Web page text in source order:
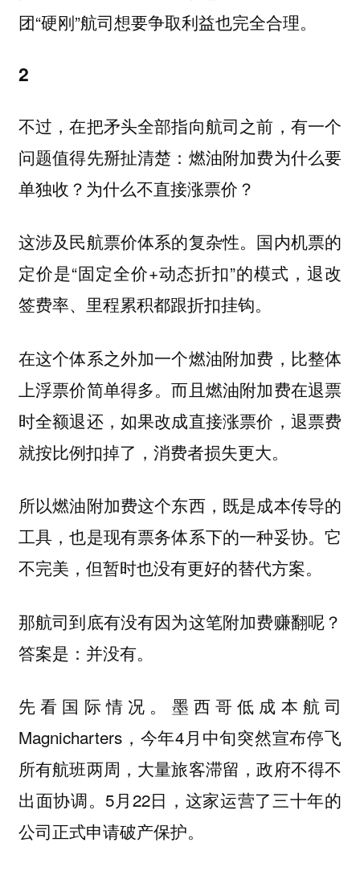
团“硬刚”航司想要争取利益也完全合理。
2
不过，在把矛头全部指向航司之前，有一个
问题值得先掰扯清楚：燃油附加费为什么要
单独收？为什么不直接涨票价？
这涉及民航票价体系的复杂性。国内机票的
定价是“固定全价+动态折扣”的模式，退改
签费率、里程累积都跟折扣挂钩。
在这个体系之外加一个燃油附加费，比整体
上浮票价简单得多。而且燃油附加费在退票
时全额退还，如果改成直接涨票价，退票费
就按比例扣掉了，消费者损失更大。
所以燃油附加费这个东西，既是成本传导的
工具，也是现有票务体系下的一种妥协。它
不完美，但暂时也没有更好的替代方案。
那航司到底有没有因为这笔附加费赚翻呢？
答案是：并没有。
先看国际情况。墨西哥低成本航司
Magnicharters，今年4月中旬突然宣布停飞
所有航班两周，大量旅客滞留，政府不得不
出面协调。5月22日，这家运营了三十年的
公司正式申请破产保护。